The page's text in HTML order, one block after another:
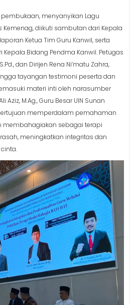
menyanyikan Lagu
Kemenag, diikuti sambutan dari Kepala
Ketua Tim Guru Kanwil, serta
Bidang Pendma Kanwil. Petugas
dan Dirijen Rena Ni’matu Zahra,
tayangan testimoni peserta dan
materi inti oleh narasumber
Aziz, M.Ag., Guru Besar UIN Sunan
memperdalam pemahaman
membahagiakan sebagai terapi
meningkatkan integritas dan